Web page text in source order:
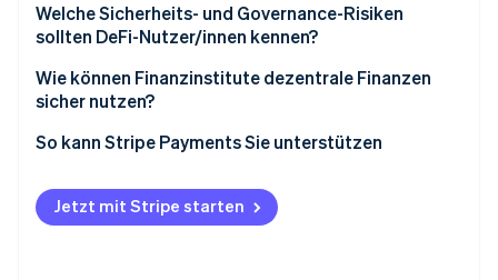
Wallets
Smart-Contract-Plattformen
Dezentrale Börsen und AMMs
Kreditprotokolle
Orakel und Governance
Welche Sicherheits- und Governance-Risiken
sollten DeFi-Nutzer/innen kennen?
Schwachstellen von Smart Contracts
Marktliquiditätsrisiko
Governance-Konzentration
Wie können Finanzinstitute dezentrale Finanzen
sicher nutzen?
So kann Stripe Payments Sie unterstützen
Jetzt mit Stripe starten